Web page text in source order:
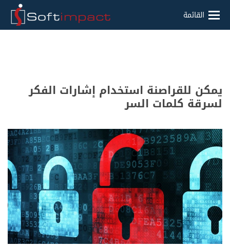
القائمة
يمكن للقراصنة استخدام إشارات الفكر
لسرقة كلمات السر